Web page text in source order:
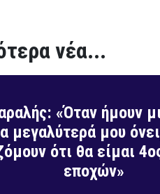
νέα...
«Όταν ήμουν
μεγαλύτερά μου
ότι θα είμαι
εποχών»